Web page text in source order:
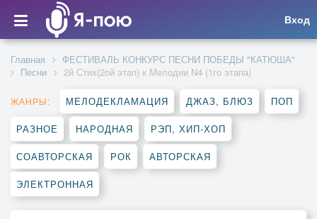
Вход
Главная
ФЕСТИВАЛЬ КОНКУРС ПЕСНИ ПОБЕДЫ "КАТЮША"
Песни
2й Стих(2oй этап) к Мелодии N4 (1го этапа)
ЖАНРЫ: МЕЛОДЕКЛАМАЦИЯ ДЖАЗ, БЛЮЗ ПОП
РАЗНОЕ НАРОДНАЯ РЭП, ХИП-ХОП
СОАВТОРСКАЯ РОК АВТОРСКАЯ
ЭЛЕКТРОННАЯ